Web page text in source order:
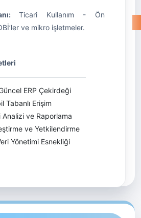
Ticari Kullanım - Ön
ve mikro işletmeler.
ERP Çekirdeği
Tabanlı Erişim
Analizi ve Raporlama
ve Yetkilendirme
Yönetimi Esnekliği